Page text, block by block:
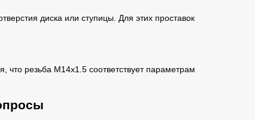
диска или ступицы. Для этих проставок
что резьба M14x1.5 соответствует параметрам